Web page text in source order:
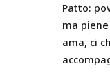
Patto:
ma
ama, ci